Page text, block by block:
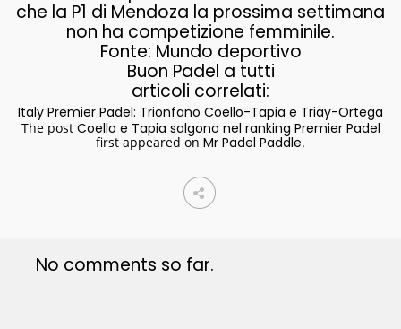
che la P1 di Mendoza la prossima settimana
non ha competizione femminile.
Fonte: Mundo deportivo
Buon Padel a tutti
articoli correlati:
Italy Premier Padel: Trionfano Coello-Tapia e Triay-Ortega
The post Coello e Tapia salgono nel ranking Premier Padel
first appeared on Mr Padel Paddle.
No comments so far.